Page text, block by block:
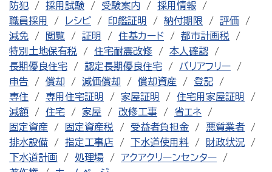
防犯
採用試験 受験案内
採用情報
職員採用
レシピ 印鑑証明 納付期限
評価
減免
閲覧 証明 住基カード
都市計画税
特別土地保有税
住宅耐震改修
本人確認
長期優良住宅
認定長期優良住宅
バリアフリー
申告
償却 減価償却 償却資産
登記
専住
専用住宅証明 家屋証明
住宅用家屋証明
減額
住宅 家屋 改修工事
省エネ
固定資産
固定資産税 受益者負担金
悪質業者
排水設備
指定工事店 下水道使用料
財政状況
下水道計画
処理場
アクアクリーンセンター